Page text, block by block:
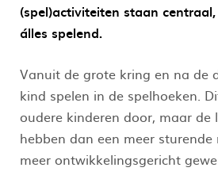
(spel)activiteiten staan
álles spelend.
Vanuit de grote kring en na de
kind spelen in de spelhoeken.
oudere kinderen door, maar de
hebben dan een meer sturende
meer ontwikkelingsgericht